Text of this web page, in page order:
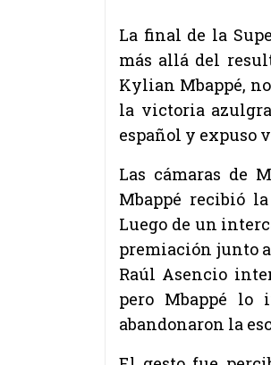
La final de la
más allá del
Kylian Mbappé,
la victoria
español y expuso
Las cámaras de
Mbappé recibió
Luego de un
premiación junto
Raúl Asencio
pero Mbappé lo
abandonaron la